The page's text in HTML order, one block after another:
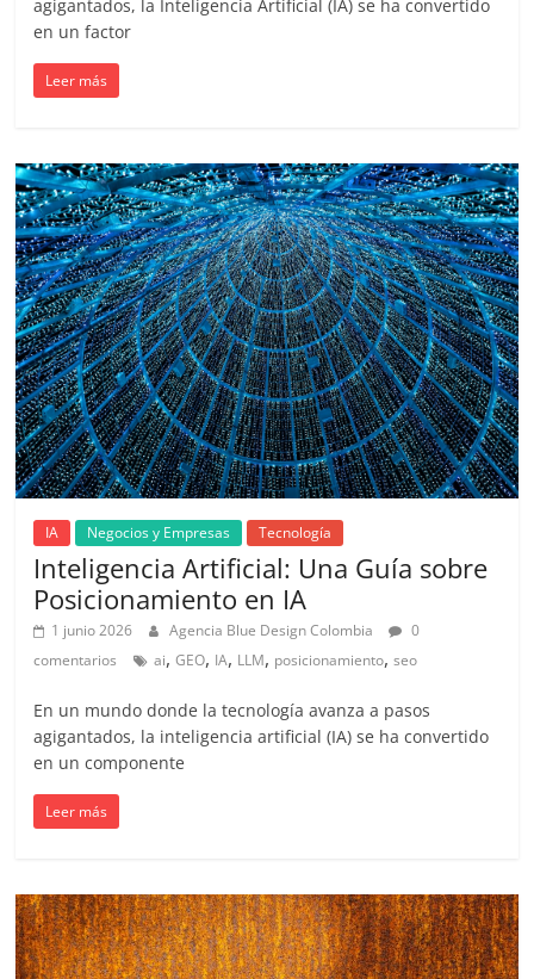
Colombia
|
Magazine
de
Publicidad
y
Marketing
|
Noticias
de
Actualidad
y
Mercadeo
en
Colombia
agigantados, la Inteligencia Artificial (IA) se ha convertido
en un factor
Leer más
IA Negocios y Empresas Tecnología
Inteligencia Artificial: Una Guía sobre
Posicionamiento en IA
1 junio 2026 Agencia Blue Design Colombia
0
comentarios
ai,GEO, IA, LLM, posicionamiento,seo
En un mundo donde la tecnología avanza a pasos
agigantados, la inteligencia artificial (IA) se ha convertido
en un componente
Leer más